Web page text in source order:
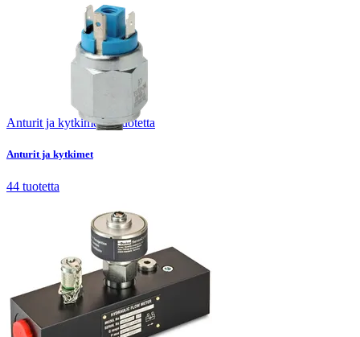
Anturit ja kytkimet44 tuotetta
Anturit ja kytkimet
44 tuotetta